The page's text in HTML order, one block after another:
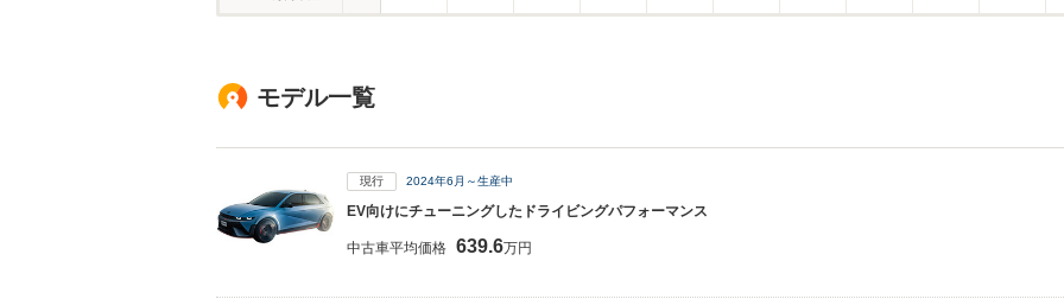
モデル一覧
現行 2024年6月～生産中
EV向けにチューニングしたドライビングパフォーマンス
中古車平均価格 639.6万円